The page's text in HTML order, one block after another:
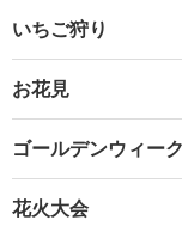
いちご狩り
お花見
ゴールデンウィーク
花火大会